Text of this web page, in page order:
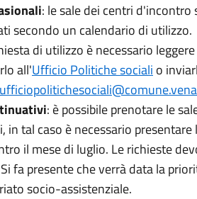
: le sale dei centri
secondo un calendario di utilizzo.
di utilizzo è necessario
all'Ufficio Politiche sociali o
: è possibile prenotare le
in tal caso è necessario presentare
il mese di luglio. Le richieste
fa presente che verrà data la
socio-assistenziale.